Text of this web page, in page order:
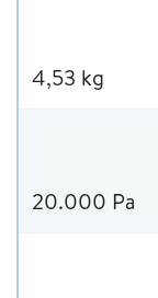
4,53 kg
20.000 Pa